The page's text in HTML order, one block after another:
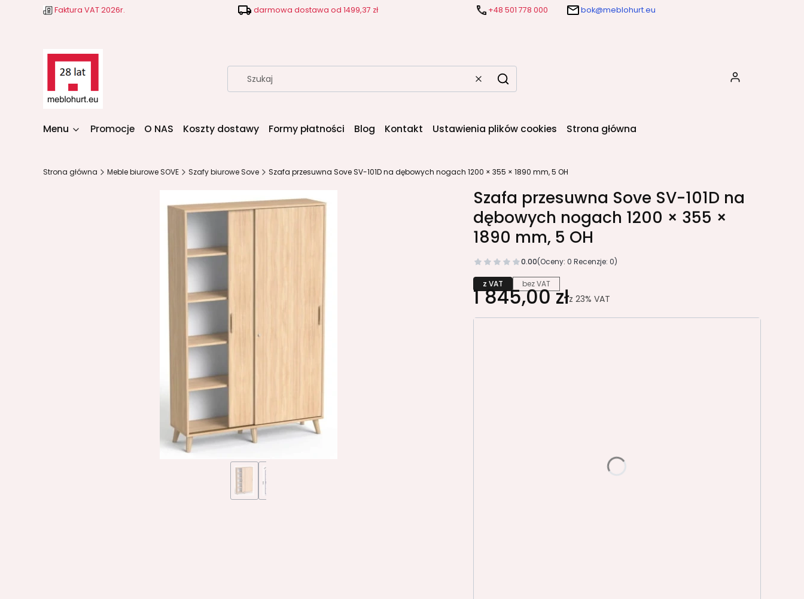
Faktura VAT 2026r. darmowa dostawa od 1499,37 zł +48 501 778 000 bok@meblohurt.eu
WyczyśćSzukaj
Menu Promocje O NAS Koszty dostawy Formy płatności Blog Kontakt Ustawienia plików cookies Strona główna
Strona główna Meble biurowe SOVE Szafy biurowe Sove Szafa przesuwna Sove SV-101D na dębowych nogach 1200 × 355 × 1890 mm, 5 OH
Szafa przesuwna Sove SV-101D na
dębowych nogach 1200 × 355 ×
1890 mm, 5 OH
0.00(Oceny: 0 Recenzje: 0)
z VAT bez VAT
1 845,00 złz 23% VAT